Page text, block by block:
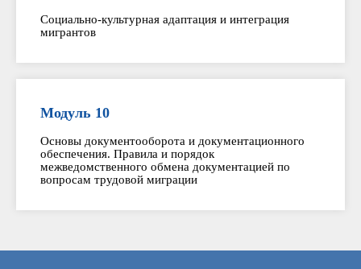
Социально-культурная адаптация и интеграция
мигрантов
Модуль 10
Основы документооборота и документационного
обеспечения. Правила и порядок
межведомственного обмена документацией по
вопросам трудовой миграции